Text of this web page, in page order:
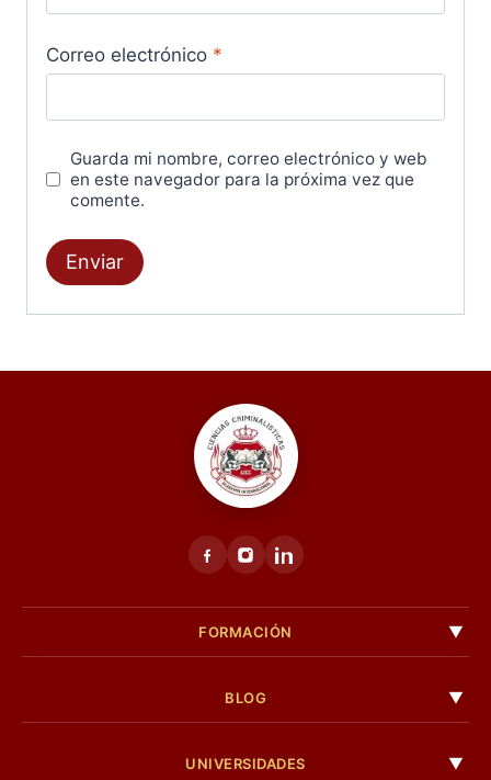
Correo electrónico *
Guarda mi nombre, correo electrónico y web
en este navegador para la próxima vez que
comente.
FORMACIÓN
BLOG
UNIVERSIDADES